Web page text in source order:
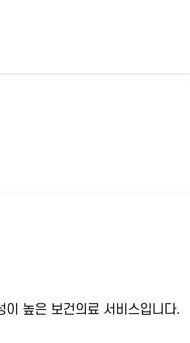
이 높은 보건의료 서비스입니다.